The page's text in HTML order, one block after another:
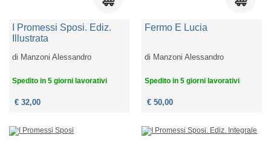
I Promessi Sposi. Ediz.
Illustrata
di Manzoni Alessandro
Spedito in 5 giorni lavorativi
€ 32,00
Fermo E Lucia
di Manzoni Alessandro
Spedito in 5 giorni lavorativi
€ 50,00